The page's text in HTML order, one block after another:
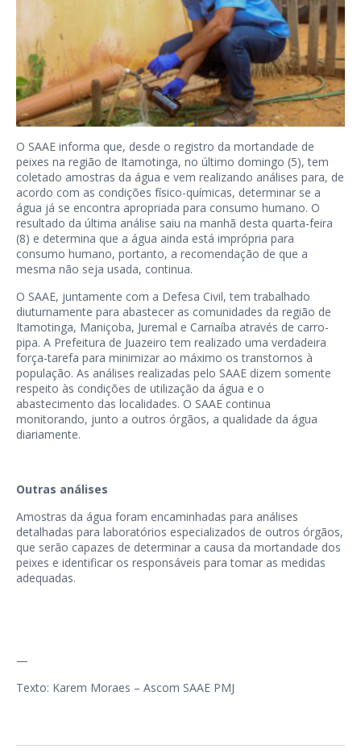
O SAAE informa que, desde o registro da mortandade de
peixes na região de Itamotinga, no último domingo (5), tem
coletado amostras da água e vem realizando análises para, de
acordo com as condições físico-químicas, determinar se a
água já se encontra apropriada para consumo humano. O
resultado da última análise saiu na manhã desta quarta-feira
(8) e determina que a água ainda está imprópria para
consumo humano, portanto, a recomendação de que a
mesma não seja usada, continua.
O SAAE, juntamente com a Defesa Civil, tem trabalhado
diuturnamente para abastecer as comunidades da região de
Itamotinga, Maniçoba, Juremal e Carnaíba através de carro-
pipa. A Prefeitura de Juazeiro tem realizado uma verdadeira
força-tarefa para minimizar ao máximo os transtornos à
população. As análises realizadas pelo SAAE dizem somente
respeito às condições de utilização da água e o
abastecimento das localidades. O SAAE continua
monitorando, junto a outros órgãos, a qualidade da água
diariamente.
Outras análises
Amostras da água foram encaminhadas para análises
detalhadas para laboratórios especializados de outros órgãos,
que serão capazes de determinar a causa da mortandade dos
peixes e identificar os responsáveis para tomar as medidas
adequadas.
—
Texto: Karem Moraes – Ascom SAAE PMJ